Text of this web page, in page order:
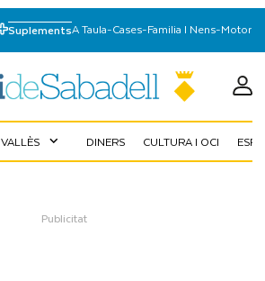
SuplementsA Taula-Cases-Familia I Nens-Motor
VALLÈS expand_more DINERS CULTURA I OCI